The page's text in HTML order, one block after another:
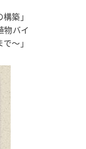
築」
物バイ
〜」